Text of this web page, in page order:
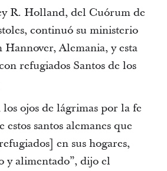
R. Holland, del Cuórum de
continuó su ministerio
Alemania, y esta
refugiados Santos de los
los ojos de lágrimas por la fe
estos santos alemanes que
en sus hogares,
y alimentado”, dijo el